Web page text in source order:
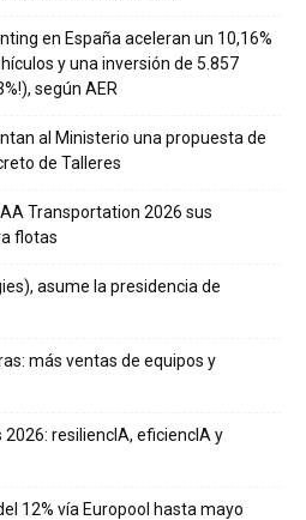
en España aceleran un 10,16%
y una inversión de 5.857
según AER
al Ministerio una propuesta de
de Talleres
Transportation 2026 sus
flotas
asume la presidencia de
más ventas de equipos y
resiliencIA, eficiencIA y
12% vía Europool hasta mayo